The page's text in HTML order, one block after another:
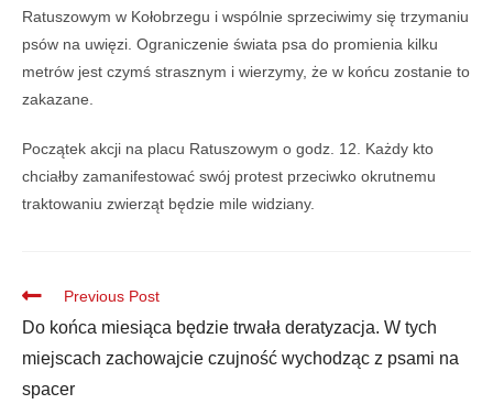
Ratuszowym w Kołobrzegu i wspólnie sprzeciwimy się trzymaniu
psów na uwięzi. Ograniczenie świata psa do promienia kilku
metrów jest czymś strasznym i wierzymy, że w końcu zostanie to
zakazane.
Początek akcji na placu Ratuszowym o godz. 12. Każdy kto
chciałby zamanifestować swój protest przeciwko okrutnemu
traktowaniu zwierząt będzie mile widziany.
Previous Post
Do końca miesiąca będzie trwała deratyzacja. W tych
miejscach zachowajcie czujność wychodząc z psami na
spacer